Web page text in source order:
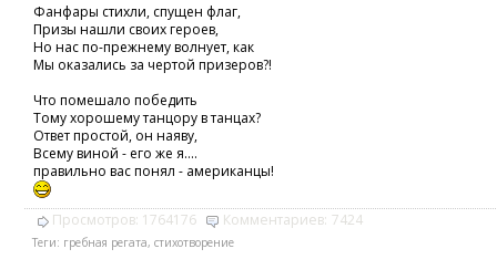
Фанфары стихли, спущен флаг,
Призы нашли своих героев,
Но нас по-прежнему волнует, как
Мы оказались за чертой призеров?!
Что помешало победить
Тому хорошему танцору в танцах?
Ответ простой, он наяву,
Всему виной - его же я....
правильно вас понял - американцы!
Просмотров: 1764176 Комментариев: 7424
Теги: гребная регата, стихотворение